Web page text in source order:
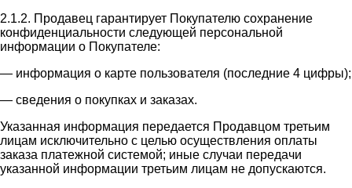
2.1.2. Продавец гарантирует Покупателю сохранение
конфиденциальности следующей персональной
информации о Покупателе:
— информация о карте пользователя (последние 4 цифры);
— сведения о покупках и заказах.
Указанная информация передается Продавцом третьим
лицам исключительно с целью осуществления оплаты
заказа платежной системой; иные случаи передачи
указанной информации третьим лицам не допускаются.